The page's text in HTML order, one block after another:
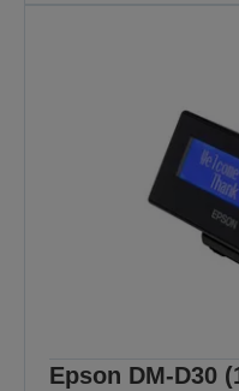
Epson DM-D30